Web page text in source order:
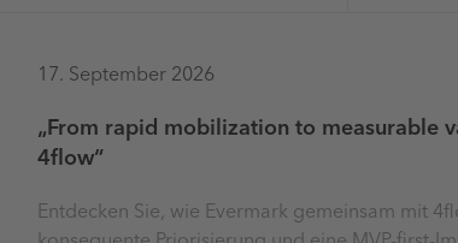
17. September 2026
„From rapid mobilization to measurable
4flow“
Entdecken Sie, wie Evermark gemeinsam mit